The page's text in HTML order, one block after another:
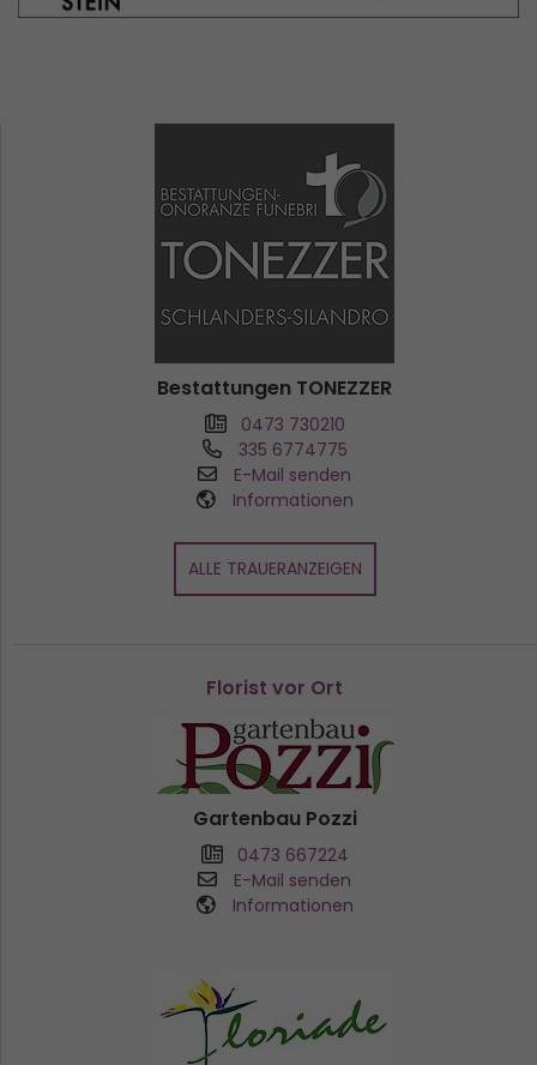
Bestattungen TONEZZER
0473 730210
335 6774775
E-Mail senden
Informationen
ALLE TRAUERANZEIGEN
Florist vor Ort
Gartenbau Pozzi
0473 667224
E-Mail senden
Informationen